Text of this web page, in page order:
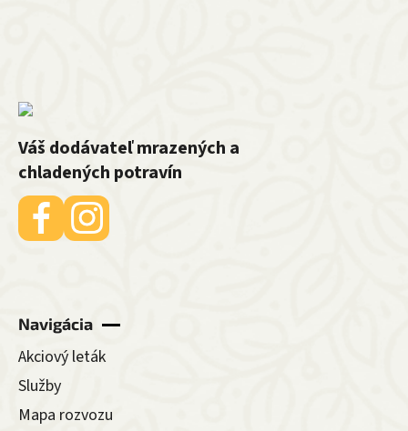
Váš dodávateľ mrazených a
chladených potravín
Navigácia
Akciový leták
Služby
Mapa rozvozu